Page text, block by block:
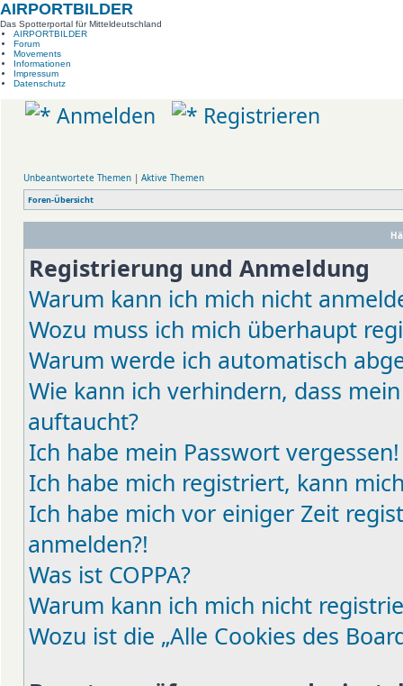
AIRPORTBILDER
Das Spotterportal für Mitteldeutschland
AIRPORTBILDER
Forum
Movements
Informationen
Impressum
Datenschutz
Anmelden Registrieren
Unbeantwortete Themen | Aktive Themen
Foren-Übersicht
Registrierung und Anmeldung
Warum kann ich mich nicht
Wozu muss ich mich überhaupt
Warum werde ich automatisch
Wie kann ich verhindern, dass
auftaucht?
Ich habe mein Passwort vergessen!
Ich habe mich registriert, kann
Ich habe mich vor einiger Zeit
anmelden?!
Was ist COPPA?
Warum kann ich mich nicht
Wozu ist die „Alle Cookies des